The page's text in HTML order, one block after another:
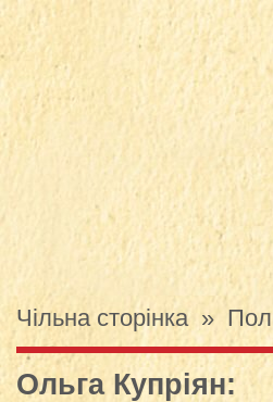
Чільна сторінка»
Ольга Купріян: